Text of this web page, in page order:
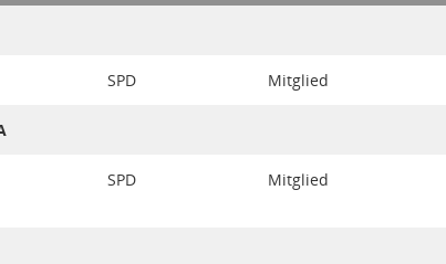
SPD Mitglied
SPD Mitglied